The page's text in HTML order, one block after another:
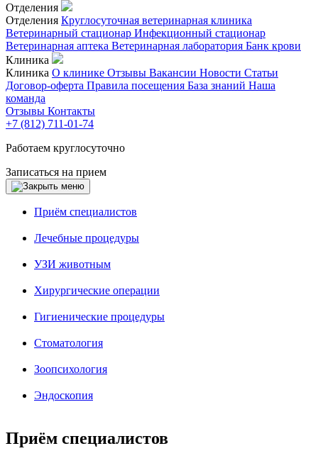
Отделения
Отделения Круглосуточная ветеринарная клиника
Ветеринарный стационар Инфекционный стационар
Ветеринарная аптека Ветеринарная лаборатория Банк крови
Клиника
Клиника О клинике Отзывы Вакансии Новости Статьи
Договор-оферта Правила посещения База знаний Наша
команда
Отзывы Контакты
+7 (812) 711-01-74
Работаем круглосуточно
Записаться на прием
Приём специалистов
Лечебные процедуры
УЗИ животным
Хирургические операции
Гигиенические процедуры
Стоматология
Зоопсихология
Эндоскопия
Приём специалистов